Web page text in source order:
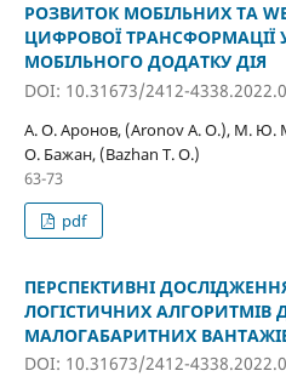
РОЗВИТОК МОБІЛЬНИХ ТА
ЦИФРОВОЇ ТРАНСФОРМАЦІЇ
МОБІЛЬНОГО ДОДАТКУ ДІЯ
DOI: 10.31673/2412-
А. О. Аронов, (Aronov A. O.), М. Ю.
О. Бажан, (Bazhan T. O.)
63-73
pdf
ПЕРСПЕКТИВНІ
ЛОГІСТИЧНИХ АЛГОРИТМІВ
МАЛОГАБАРИТНИХ
DOI: 10.31673/2412-